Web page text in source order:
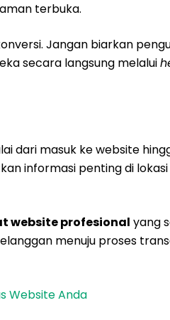
terbuka.
Jangan biarkan
secara langsung melalui
dari masuk ke website
informasi penting di
website profesional yang
menuju proses
Website Anda